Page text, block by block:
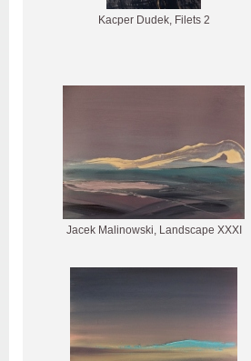
Kacper Dudek, Filets 2
Jacek Malinowski, Landscape XXXI